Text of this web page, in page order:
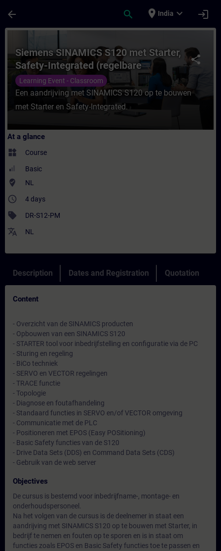
arrow_back search place India expand_more login
share
Siemens SINAMICS S120 met Starter,
Safety-Integrated (regelbare
aandrijving)
Learning Event - Classroom
Een aandrijving met SINAMICS S120 op te bouwen
met Starter en Safety-Integrated.
At a glance
widgets Course
Basic
where_to_vote NL
access_time 4 days
sell DR-S12-PM
translate NL
Description Dates and Registration Quotation
Content
- Overzicht van de SINAMICS producten
- Opbouwen van een SINAMICS S120
- STARTER tool voor inbedrijfstelling en configuratie via de PC
- Sturing en regeling
- BiCo techniek
- SERVO en VECTOR regelingen
- TRACE functie
- Topologie
- Diagnose en foutafhandeling
- Standaard functies in SERVO en/of VECTOR omgeving
- Communicatie met de PLC
- Positioneren met EPOS (Easy POSitioning)
- Basic Safety functies van de S120
- Drive Data Sets (DDS) en Command Data Sets (CDS)
- Gebruik van de web server
Objectives
De cursus is bestemd voor inbedrijfname-, montage- en
onderhoudspersoneel.
Na het volgen van de cursus is de deelnemer in staat een
aandrijving met SINAMICS S120 op te bouwen met Starter, in
bedrijf te nemen en fouten op te sporen en is in staat om
functies zoals EPOS en Basic Safety functies toe te passen en